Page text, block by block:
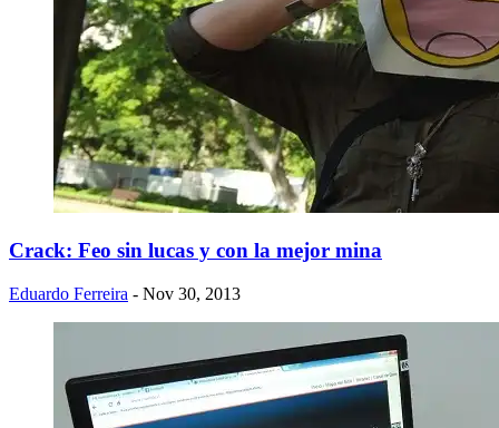
Crack: Feo sin lucas y con la mejor mina
Eduardo Ferreira - Nov 30, 2013